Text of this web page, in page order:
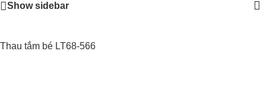
Show sidebar
Thau tắm bé LT68-566